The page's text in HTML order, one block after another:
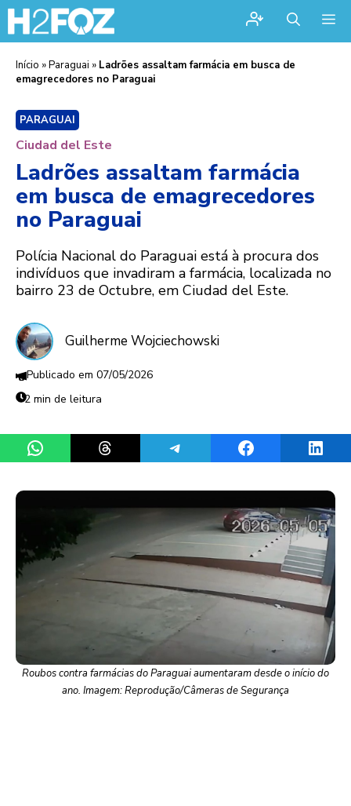
Início »Paraguai » Ladrões assaltam farmácia em busca de
emagrecedores no Paraguai
PARAGUAI
Ciudad del Este
Ladrões assaltam farmácia
em busca de emagrecedores
no Paraguai
Polícia Nacional do Paraguai está à procura dos
indivíduos que invadiram a farmácia, localizada no
bairro 23 de Octubre, em Ciudad del Este.
Guilherme Wojciechowski
07/05/2026
2 min de leitura
Share on WhatsAppShare on ThreadsShare on TelegramShare on Facebook
Roubos contra farmácias do Paraguai aumentaram desde o início do
ano. Imagem: Reprodução/Câmeras de Segurança